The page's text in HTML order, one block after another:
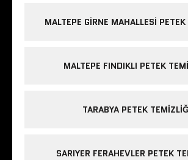
MALTEPE GIRNE MAHALLESI
MALTEPE FINDIKLI PETEK
TARABYA PETEK
SARIYER FERAHEVLER PETEK